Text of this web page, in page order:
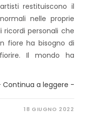
restituiscono il
nelle proprie
ricordi personali che
fiore ha bisogno di
Il mondo ha
Continua a leggere -
18 GIUGNO 2022